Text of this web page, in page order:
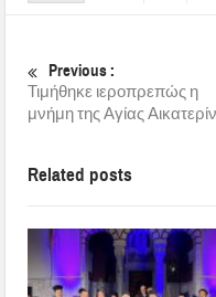
Παναγία μας δείχνει τον
δρόμο της ταπείνωσης
Αυγουστιάτικη
Παράκληση στην
Μεταμόρφωση Βόλου